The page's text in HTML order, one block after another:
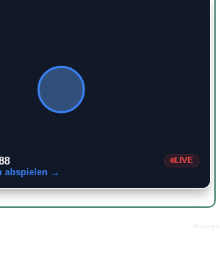
LIVE
abspielen →